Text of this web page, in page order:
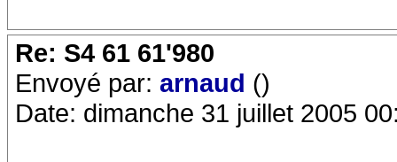
Re: S4 61 61'980
Envoyé par: arnaud ()
Date: dimanche 31 juillet 2005